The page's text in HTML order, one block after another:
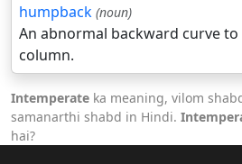
humpback (noun)
An abnormal backward curve
column.
Intemperate ka meaning, vilom
samanarthi shabd in Hindi.
hai?